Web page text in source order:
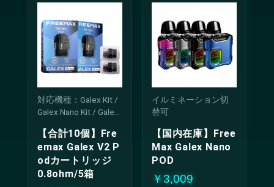
対応機種：Galex Kit /
Galex Nano Kit / Galex
Galex Nano 2 Kit / Gale
x Nano S
【合計10個】Fre
emax Galex V2 P
odカートリッジ
0.8ohm/5箱
イルミネーション切
替可
【国内在庫】Free
Max Galex Nano
POD
￥3,009